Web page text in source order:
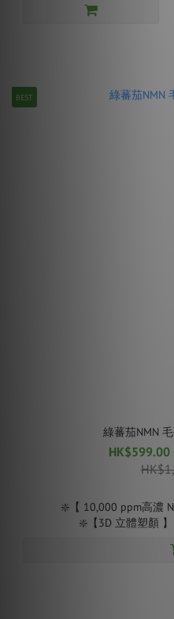
BEST
綠蕃茄NMN
HK$599.00
❇️【 10,000 ppm高濃
❇️【3D 立體塑顏